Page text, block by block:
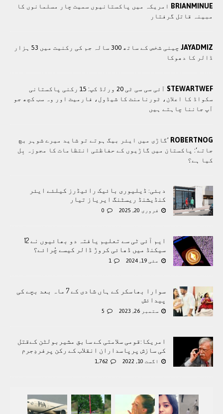
BRIANMINUE امریکہ میں پاکستانیوں سمیت چار مسلمانوں کا
مبینہ قاتل گرفتار
JAYADMIZ
چینی شخص کے ساتھ 300 سالہ جم کی رکنیت میں 53 ہزار
ڈالر کا دھوکا
STEWARTWEF
آئی سی سی ٹی 20 ورلڈ کپ: 15 رکنی پاکستانی
سکواڈ کا اعلان، ٹورنامنٹ کا شیڈول، فارمیٹ اور وہ سب کچھ جو
آپ جاننا چاہتے ہیں
ROBERTNOG ’گاڑی میں ایئر بیگ ہوتے تو شاید میرے شوہر بچ
جاتے‘: پاکستان میں گاڑیوں کے حفاظتی انتظامات کا مجوزہ بِل
کیا ہے؟
دبئی: ڈیلیوری بائیک رائیڈرز کیلئے ایئر
کنڈیشنڈ ریسٹنگ ایریاز تیار
فروری 20, 2025 0
ایم آئی ٹی سے تعلیم یافتہ دو بھائیوں نے 12
سیکنڈ میں ڈھائی کروڑ ڈالر کیسے چُرائے؟
مئی 19, 2024 1
سوارا بھاسکر کے ہاں شادی کے 7 ماہ بعد بچے کی
پیدائش
ستمبر 26, 2023 5
امریکا:قومی سلامتی کے سابق مشیربولٹن کےقتل
کی سازش پرپاسداران انقلاب کے رکن پرفردِجرم
اگست 10, 2022 1,762